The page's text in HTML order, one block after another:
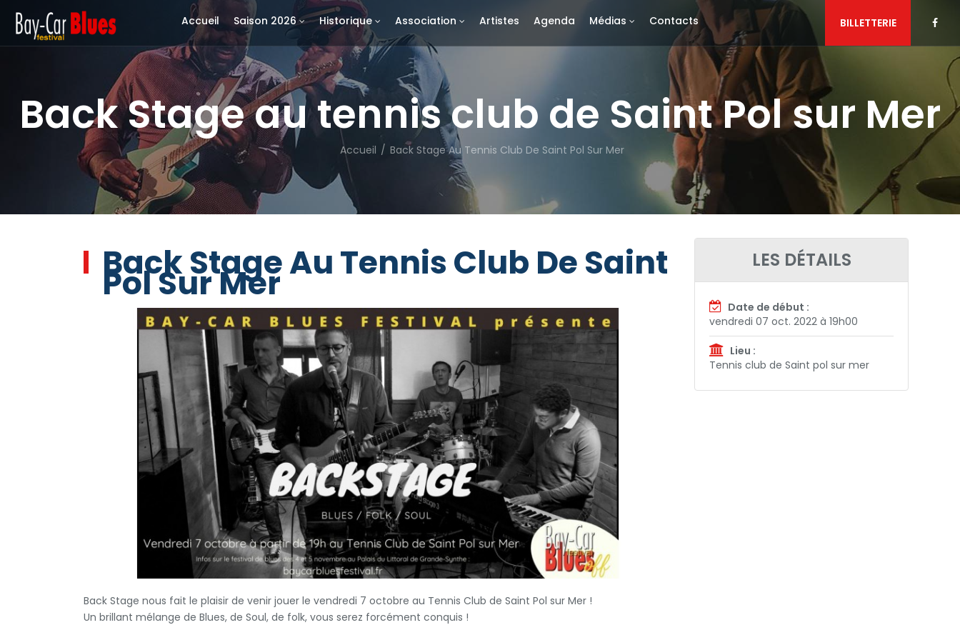
Accueil Saison 2026 Historique Association Artistes Agenda Médias Contacts BILLETTERIE
Back Stage au tennis club de Saint Pol sur Mer
Accueil / Back Stage Au Tennis Club De Saint Pol Sur Mer
Back Stage Au Tennis Club De Saint
Pol Sur Mer
Back Stage nous fait le plaisir de venir jouer le vendredi 7 octobre au Tennis Club de Saint Pol sur Mer !
Un brillant mélange de Blues, de Soul, de folk, vous serez forcément conquis !
LES DÉTAILS
Date de début :
vendredi 07 oct. 2022 à 19h00
Lieu :
Tennis club de Saint pol sur mer